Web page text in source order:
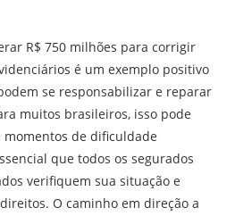
R$ 750 milhões para corrigir
é um exemplo positivo
se responsabilizar e reparar
muitos brasileiros, isso pode
de dificuldade
que todos os segurados
verifiquem sua situação e
O caminho em direção a